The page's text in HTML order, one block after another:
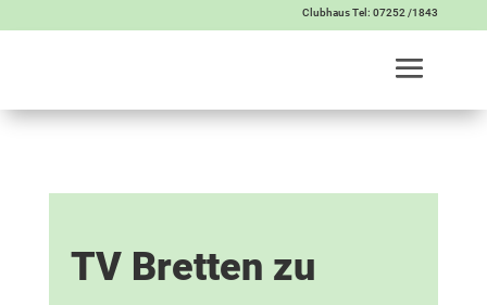
Clubhaus Tel: 07252 /1843
TV Bretten zu